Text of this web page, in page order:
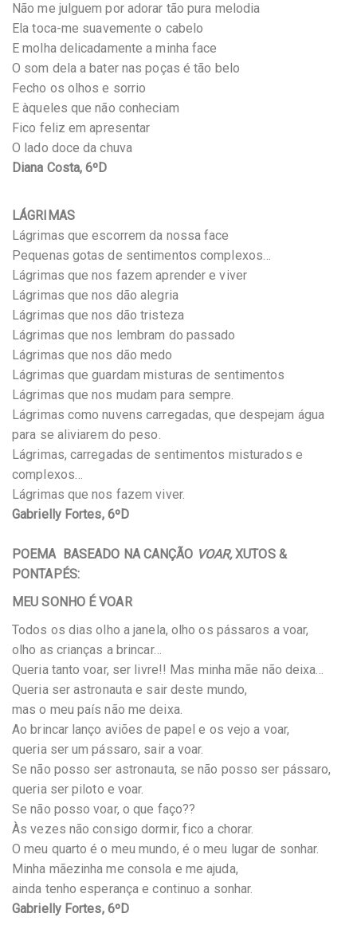
Não me julguem por adorar tão pura melodia
Ela toca-me suavemente o cabelo
E molha delicadamente a minha face
O som dela a bater nas poças é tão belo
Fecho os olhos e sorrio
E àqueles que não conheciam
Fico feliz em apresentar
O lado doce da chuva
Diana Costa, 6ºD
LÁGRIMAS
Lágrimas que escorrem da nossa face
Pequenas gotas de sentimentos complexos…
Lágrimas que nos fazem aprender e viver
Lágrimas que nos dão alegria
Lágrimas que nos dão tristeza
Lágrimas que nos lembram do passado
Lágrimas que nos dão medo
Lágrimas que guardam misturas de sentimentos
Lágrimas que nos mudam para sempre.
Lágrimas como nuvens carregadas, que despejam água
para se aliviarem do peso.
Lágrimas, carregadas de sentimentos misturados e
complexos…
Lágrimas que nos fazem viver.
Gabrielly Fortes, 6ºD
POEMA BASEADO NA CANÇÃO VOAR,XUTOS &
PONTAPÉS:
MEU SONHO É VOAR
Todos os dias olho a janela, olho os pássaros a voar,
olho as crianças a brincar…
Queria tanto voar, ser livre!! Mas minha mãe não deixa…
Queria ser astronauta e sair deste mundo,
mas o meu país não me deixa.
Ao brincar lanço aviões de papel e os vejo a voar,
queria ser um pássaro, sair a voar.
Se não posso ser astronauta, se não posso ser pássaro,
queria ser piloto e voar.
Se não posso voar, o que faço??
Às vezes não consigo dormir, fico a chorar.
O meu quarto é o meu mundo, é o meu lugar de sonhar.
Minha mãezinha me consola e me ajuda,
ainda tenho esperança e continuo a sonhar.
Gabrielly Fortes, 6ºD